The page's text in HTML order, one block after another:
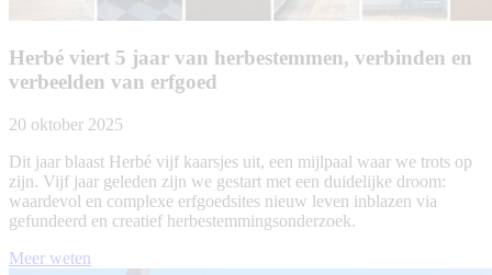
Herbé viert 5 jaar van herbestemmen, verbinden en
verbeelden van erfgoed
20 oktober 2025
Dit jaar blaast Herbé vijf kaarsjes uit, een mijlpaal waar we trots op
zijn. Vijf jaar geleden zijn we gestart met een duidelijke droom:
waardevol en complexe erfgoedsites nieuw leven inblazen via
gefundeerd en creatief herbestemmingsonderzoek.
Meer weten